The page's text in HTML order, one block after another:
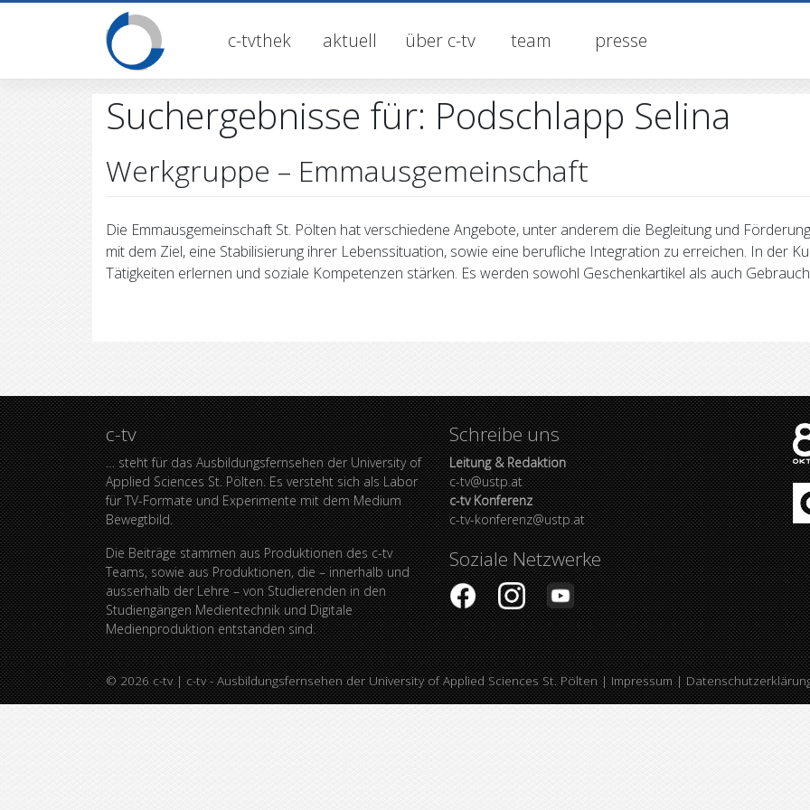
c-tvthek aktuell über c-tv team presse
Suchergebnisse für: Podschlapp Selina
Werkgruppe – Emmausgemeinschaft
Die Emmausgemeinschaft St. Pölten hat verschiedene Angebote, unter anderem die Begleitung und
mit dem Ziel, eine Stabilisierung ihrer Lebenssituation, sowie eine berufliche Integration zu erreichen. In der
Tätigkeiten erlernen und soziale Kompetenzen stärken. Es werden sowohl Geschenkartikel als auch
c-tv
… steht für das Ausbildungsfernsehen der University of
Applied Sciences St. Pölten. Es versteht sich als Labor
für TV-Formate und Experimente mit dem Medium
Bewegtbild.
Die Beiträge stammen aus Produktionen des c-tv
Teams, sowie aus Produktionen, die – innerhalb und
ausserhalb der Lehre – von Studierenden in den
Studiengängen Medientechnik und Digitale
Medienproduktion entstanden sind.
Schreibe uns
Leitung & Redaktion
c-tv@ustp.at
c-tv Konferenz
c-tv-konferenz@ustp.at
Soziale Netzwerke
© 2026c-tv |c-tv - Ausbildungsfernsehen der University of Applied Sciences St. Pölten|Impressum |